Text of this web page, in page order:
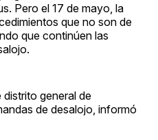
Pero el 17 de mayo, la
que no son de
que continúen las
distrito general de
de desalojo, informó